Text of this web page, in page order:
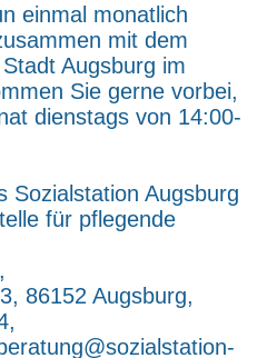
einmal monatlich
mit dem
Augsburg im
Sie gerne vorbei,
dienstags von 14:00-
Sozialstation Augsburg
für pflegende
86152 Augsburg,